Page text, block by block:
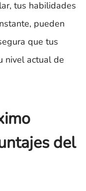
tus habilidades
pueden
que tus
nivel actual de
del